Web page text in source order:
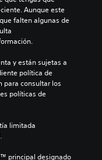
Aunque este
falten algunas de
y están sujetas a
política de
para consultar los
políticas de
limitada
principal designado